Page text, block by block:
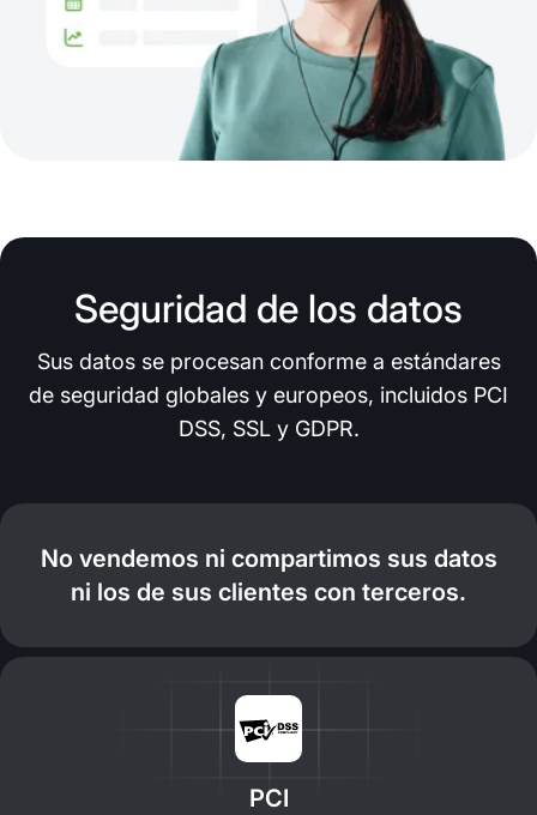
Seguridad de los datos
Sus datos se procesan conforme a estándares
de seguridad globales y europeos, incluidos PCI
DSS, SSL y GDPR.
No vendemos ni compartimos sus datos
ni los de sus clientes con terceros.
PCI